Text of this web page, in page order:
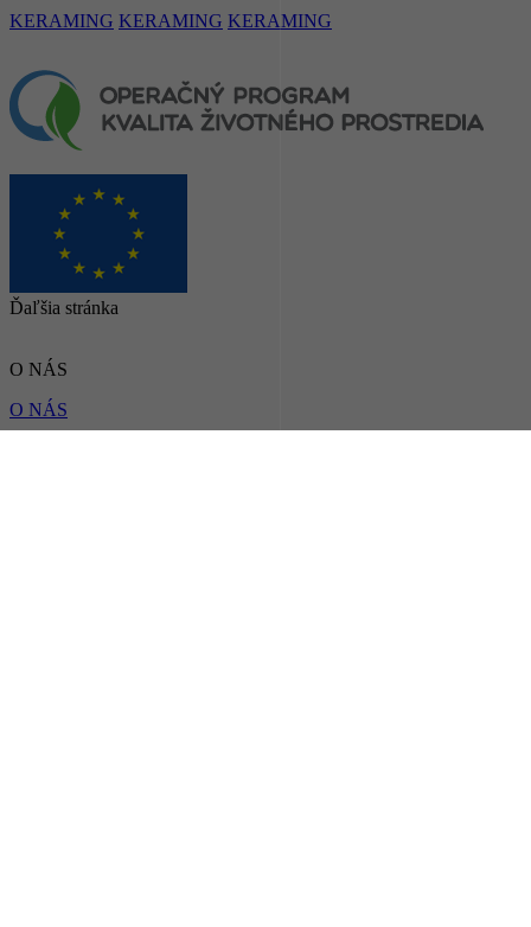
KERAMING KERAMING KERAMING
Ďaľšia stránka
O NÁS
O NÁS